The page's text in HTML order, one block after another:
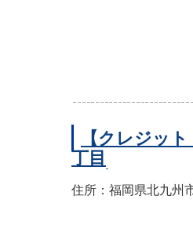
【クレジッ
丁目
住所：福岡県北九州